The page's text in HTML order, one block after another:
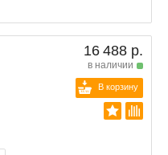
16 488 р.
в наличии
В корзину